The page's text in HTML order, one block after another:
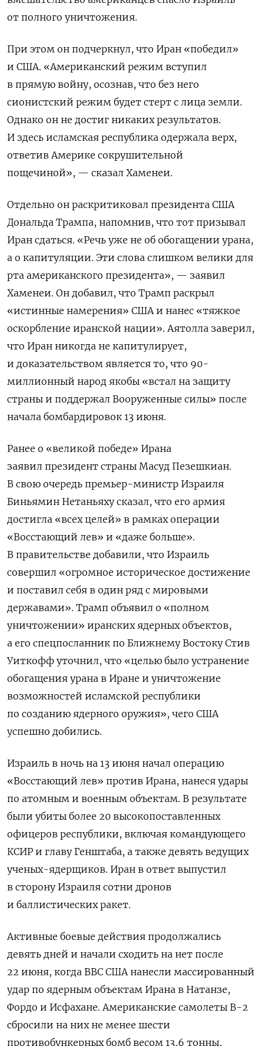
от полного уничтожения.
При этом он подчеркнул, что Иран «победил»
и США. «Американский режим вступил
в прямую войну, осознав, что без него
сионистский режим будет стерт с лица земли.
Однако он не достиг никаких результатов.
И здесь исламская республика одержала верх,
ответив Америке сокрушительной
пощечиной», — сказал Хаменеи.
Отдельно он раскритиковал президента США
Дональда Трампа, напомнив, что тот призывал
Иран сдаться. «Речь уже не об обогащении урана,
а о капитуляции. Эти слова слишком велики для
рта американского президента», — заявил
Хаменеи. Он добавил, что Трамп раскрыл
«истинные намерения» США и нанес «тяжкое
оскорбление иранской нации». Аятолла заверил,
что Иран никогда не капитулирует,
и доказательством является то, что 90-
миллионный народ якобы «встал на защиту
страны и поддержал Вооруженные силы» после
начала бомбардировок 13 июня.
Ранее о «великой победе» Ирана
заявил президент страны Масуд Пезешкиан.
В свою очередь премьер-министр Израиля
Биньямин Нетаньяху сказал, что его армия
достигла «всех целей» в рамках операции
«Восстающий лев» и «даже больше».
В правительстве добавили, что Израиль
совершил «огромное историческое достижение
и поставил себя в один ряд с мировыми
державами». Трамп объявил о «полном
уничтожении» иранских ядерных объектов,
а его спецпосланник по Ближнему Востоку Стив
Уиткофф уточнил, что «целью было устранение
обогащения урана в Иране и уничтожение
возможностей исламской республики
по созданию ядерного оружия», чего США
успешно добились.
Израиль в ночь на 13 июня начал операцию
«Восстающий лев» против Ирана, нанеся удары
по атомным и военным объектам. В результате
были убиты более 20 высокопоставленных
офицеров республики, включая командующего
КСИР и главу Генштаба, а также девять ведущих
ученых-ядерщиков. Иран в ответ выпустил
в сторону Израиля сотни дронов
и баллистических ракет.
Активные боевые действия продолжались
девять дней и начали сходить на нет после
22 июня, когда ВВС США нанесли массированный
удар по ядерным объектам Ирана в Натанзе,
Фордо и Исфахане. Американские самолеты В-2
сбросили на них не менее шести
противобункерных бомб весом 13,6 тонны,